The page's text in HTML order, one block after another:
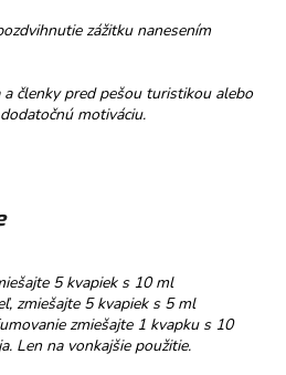
zážitku nanesením
a členky pred pešou turistikou alebo
motiváciu.
5 kvapiek s 10 ml
zmiešajte 5 kvapiek s 5 ml
zmiešajte 1 kvapku s 10
Len na vonkajšie použitie.